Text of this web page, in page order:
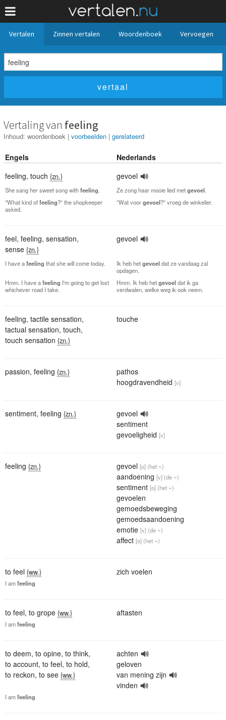
Vertalen Zinnen vertalen Woordenboek Vervoegen
Vertaling van feeling
Inhoud: woordenboek | voorbeelden | gerelateerd
Engels
Nederlands
feeling, touch {zn.} gevoel
She sang her sweet song withfeeling Ze zong haar mooie lied metgevoel
"What kind offeeling?" the shopkeeper
asked.
"Wat voorgevoel?" vroeg de winkelier.
feel, feeling, sensation,
sense {zn.}
gevoel
I have afeeling that she will come today. Ik heb hetgevoeldat ze vandaag zal
opdagen.
Hmm. I have afeeling I'm going to get lost
whichever road I take.
Hmm. Ik heb hetgevoeldat ik ga
verdwalen, welke weg ik ook neem.
feeling, tactile sensation,
tactual sensation, touch,
touch sensation {zn.}
touche
passion, feeling {zn.}
pathos
hoogdravendheid [v]
sentiment, feeling {zn.}
gevoel
sentiment
gevoeligheid [v]
feeling {zn.} gevoel [o] (het ~)
aandoening [v] (de ~)
sentiment [o] (het ~)
gevoelen
gemoedsbeweging
gemoedsaandoening
emotie [v] (de ~)
affect [o] (het ~)
to feel {ww.} zich voelen
I amfeeling
to feel, to grope {ww.} aftasten
I amfeeling
to deem, to opine, to think,
to account, to feel, to hold,
to reckon, to see {ww.}
achten
geloven
van mening zijn
vinden
I amfeeling